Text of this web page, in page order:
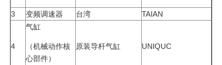
3 变频调速器 台湾 TAIAN
4
气缸
（机械动作核
心部件）
原装导杆气缸 UNIQUC